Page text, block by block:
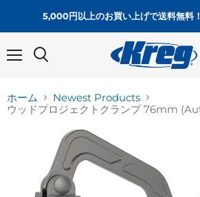
5,000円以上のお買い上げで送料無料
ー
ホーム
Newest Products
ウッドプロジェクトクランプ 76mm